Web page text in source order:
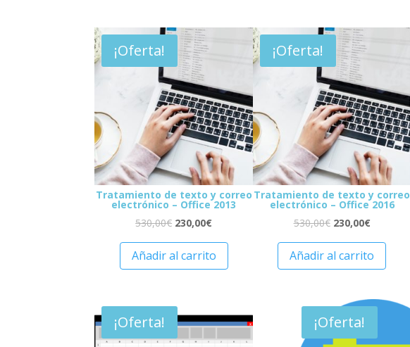
¡Oferta!
Tratamiento de texto y correo
electrónico – Office 2013
530,00€ 230,00€
Añadir al carrito
¡Oferta!
Tratamiento de texto y correo
electrónico – Office 2016
530,00€ 230,00€
Añadir al carrito
¡Oferta! ¡Oferta!